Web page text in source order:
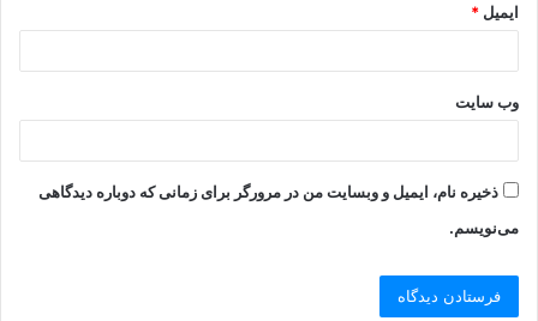
ایمیل *
وب‌ سایت
ذخیره نام، ایمیل و وبسایت من در مرورگر برای زمانی که دوباره دیدگاهی
می‌نویسم.